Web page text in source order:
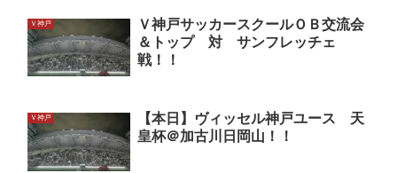
Ｖ神戸
Ｖ神戸サッカースクールＯＢ交流会
＆トップ 対 サンフレッチェ
戦！！
Ｖ神戸
【本日】ヴィッセル神戸ユース 天
皇杯＠加古川日岡山！！